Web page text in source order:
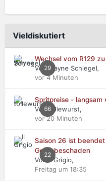
Vieldiskutiert
29
Wechsel vom R129 zu
Von Wayne Schlegel,
vor 4 Minuten
66
Spritpreise - langsam
Von tollewurst,
vor 20 Minuten
22
Saison 26 ist
Getriebeschaden
Von Il Grigio,
Freitag um 18:35